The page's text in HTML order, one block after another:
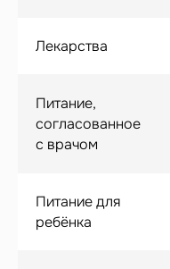
Лекарства
Питание,
согласованное
с врачом
Питание для
ребёнка